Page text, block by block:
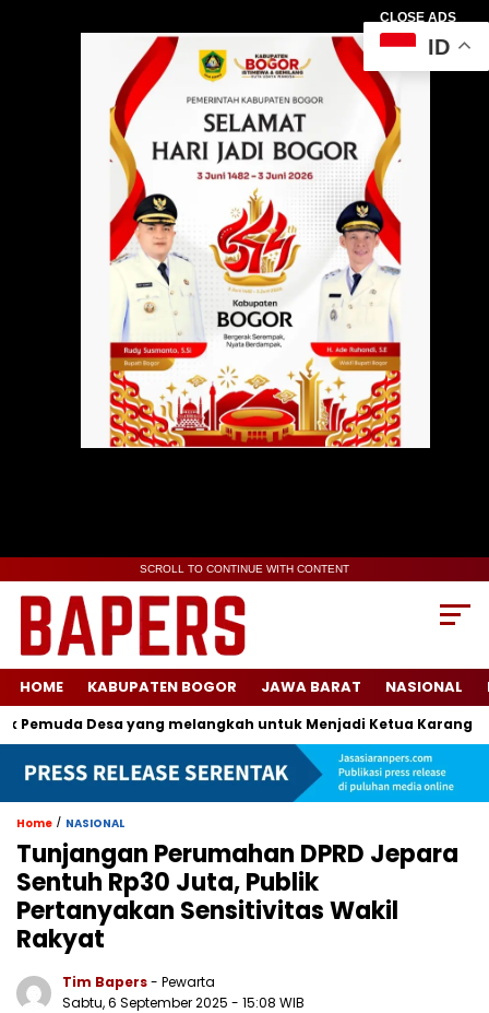
CLOSE ADS
SCROLL TO CONTINUE WITH CONTENT
HOME KABUPATEN BOGOR JAWA BARAT NASIONAL
Desa yang melangkah untuk Menjadi Ketua Karang
Home / NASIONAL
Tunjangan Perumahan DPRD Jepara
Sentuh Rp30 Juta, Publik
Pertanyakan Sensitivitas Wakil
Rakyat
Tim Bapers- Pewarta
Sabtu, 6 September 2025 - 15:08 WIB
ID